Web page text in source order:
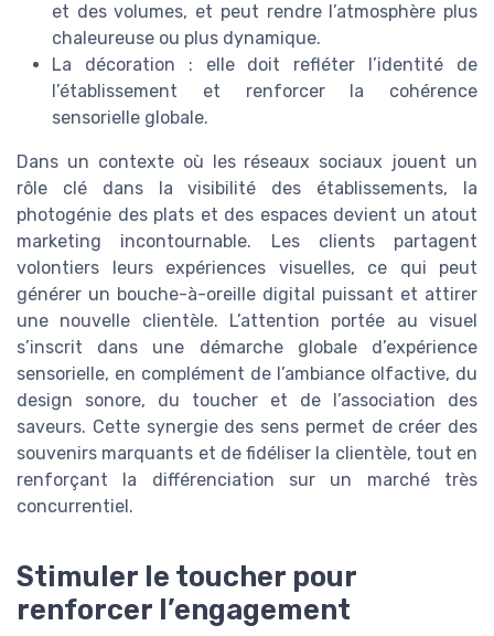
et des volumes, et peut rendre l’atmosphère plus
chaleureuse ou plus dynamique.
La décoration : elle doit refléter l’identité de
l’établissement et renforcer la cohérence
sensorielle globale.
Dans un contexte où les réseaux sociaux jouent un
rôle clé dans la visibilité des établissements, la
photogénie des plats et des espaces devient un atout
marketing incontournable. Les clients partagent
volontiers leurs expériences visuelles, ce qui peut
générer un bouche-à-oreille digital puissant et attirer
une nouvelle clientèle. L’attention portée au visuel
s’inscrit dans une démarche globale d’expérience
sensorielle, en complément de l’ambiance olfactive, du
design sonore, du toucher et de l’association des
saveurs. Cette synergie des sens permet de créer des
souvenirs marquants et de fidéliser la clientèle, tout en
renforçant la différenciation sur un marché très
concurrentiel.
Stimuler le toucher pour
renforcer l’engagement